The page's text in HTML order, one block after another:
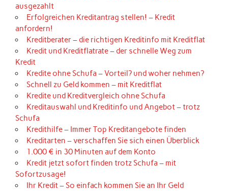
ausgezahlt
Erfolgreichen Kreditantrag stellen! – Kredit
anfordern!
Kreditberater – die richtigen Kreditinfo mit Kreditflat
Kredit und Kreditflatrate – der schnelle Weg zum
Kredit
Kredite ohne Schufa – Vorteil? und woher nehmen?
Schnell zu Geld kommen – mit Kreditflat
Kredite und Kreditvergleich ohne Schufa
Kreditauswahl und Kreditinfo und Angebot – trotz
Schufa
Kredithilfe – Immer Top Kreditangebote finden
Kreditarten – verschaffen Sie sich einen Überblick
1.000 € in 30 Minuten auf dem Konto
Kredit jetzt sofort finden trotz Schufa – mit
Sofortzusage!
Ihr Kredit – So einfach kommen Sie an Ihr Geld